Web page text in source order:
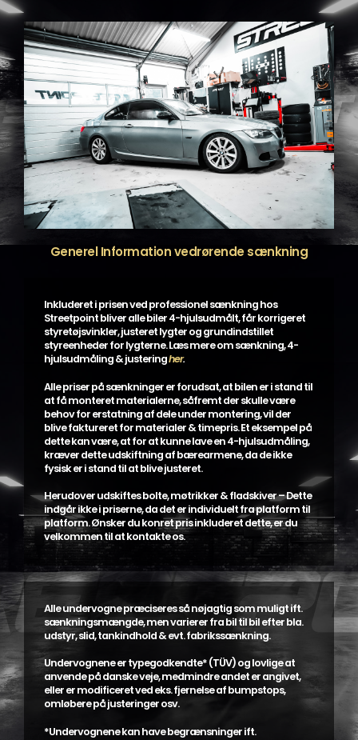
Generel Information vedrørende sænkning
Inkluderet i prisen ved professionel sænkning hos
Streetpoint bliver alle biler 4-hjulsudmålt, får korrigeret
styretøjsvinkler, justeret lygter og grundindstillet
styreenheder for lygterne. Læs mere om sænkning, 4-
hjulsudmåling & justeringher.
Alle priser på sænkninger er forudsat, at bilen er i stand til
at få monteret materialerne, såfremt der skulle være
behov for erstatning af dele under montering, vil der
blive faktureret for materialer & timepris. Et eksempel på
dette kan være, at for at kunne lave en 4-hjulsudmåling,
kræver dette udskiftning af bærearmene, da de ikke
fysisk er i stand til at blive justeret.
Herudover udskiftes bolte, møtrikker & fladskiver – Dette
indgår ikke i priserne, da det er individuelt fra platform til
platform. Ønsker du konret pris inkluderet dette, er du
velkommen til at kontakte os.
Alle undervogne præciseres så nøjagtig som muligt ift.
sænkningsmængde, men varierer fra bil til bil efter bla.
udstyr, slid, tankindhold & evt. fabrikssænkning.
Undervognene er typegodkendte* (TÜV) og lovlige at
anvende på danske veje, medmindre andet er angivet,
eller er modificeret ved eks. fjernelse af bumpstops,
omløbere på justeringer osv.
*Undervognene kan have begrænsninger ift.